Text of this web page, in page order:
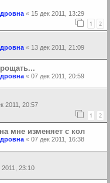
« 15 дек 2011, 13:29
1 2
« 13 дек 2011, 21:09
« 07 дек 2011, 20:59
2011, 20:57
1 2
мне изменяет с кол
« 07 дек 2011, 16:38
2011, 23:10